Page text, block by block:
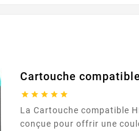
Cartouche
    
La Cartouche compatible HP 363 cyan clair est
conçue pour offrir une